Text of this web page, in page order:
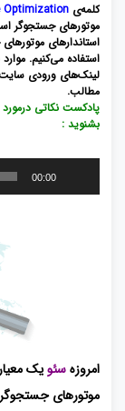
کلمه‌ی Optimization
موتورهای جستجوگر
استاندارهای
استفاده می‌کنیم.
لینک‌های ورودی
مطالب.
بشنوید :
پخش‌کننده
صوت
00:00
امروزهسئویک
موتورهای